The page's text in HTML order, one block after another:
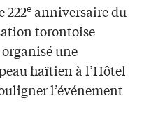
222e anniversaire du
torontoise
une
haïtien à l’Hôtel
l’événement